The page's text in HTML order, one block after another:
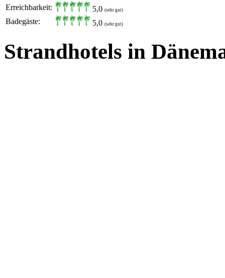
Erreichbarkeit: 5,0 (sehr gut)
Badegäste: 5,0 (sehr gut)
Strandhotels in